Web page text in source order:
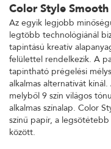
Color Style
Az egyik legjobb
legtöbb technológiánál
tapintású kreatív
felülettel rendelkezik. A
tapintható prégelési
alkalmas alternatívát
melyből 9 szín világos
alkalmas színalap. Color
színű papír, a
között.